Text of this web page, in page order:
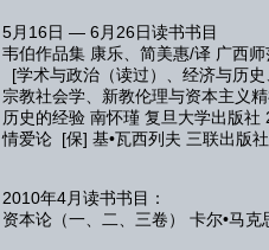
5月16日 — 6月26日读书书目
韦伯作品集 康乐、简美惠/译 广西
[学术与政治（读过）、经济与历
宗教社会学、新教伦理与资本主义
历史的经验 南怀瑾 复旦大学出版社
情爱论 [保] 基•瓦西列夫 三联出版
2010年4月读书书目：
资本论（一、二、三卷） 卡尔•马